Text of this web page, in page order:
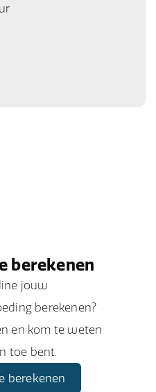
berekenen
jouw
berekenen?
en kom te weten
toe bent.
berekenen